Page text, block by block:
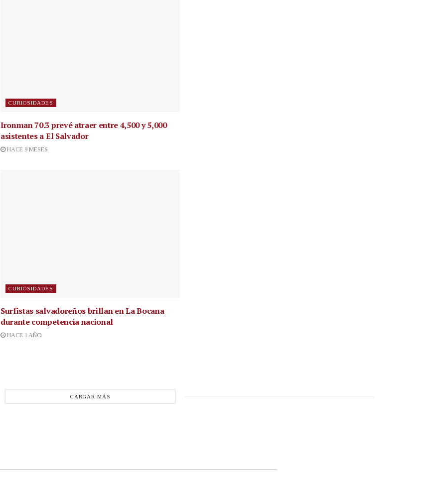
CURIOSIDADES
Ironman 70.3 prevé atraer entre 4,500 y 5,000
asistentes a El Salvador
HACE 9 MESES
CURIOSIDADES
Surfistas salvadoreños brillan en La Bocana
durante competencia nacional
HACE 1 AÑO
CARGAR MÁS